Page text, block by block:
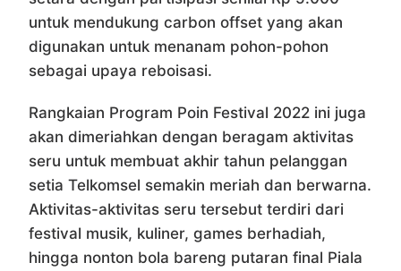
untuk mendukung carbon offset yang akan
digunakan untuk menanam pohon-pohon
sebagai upaya reboisasi.
Rangkaian Program Poin Festival 2022 ini juga
akan dimeriahkan dengan beragam aktivitas
seru untuk membuat akhir tahun pelanggan
setia Telkomsel semakin meriah dan berwarna.
Aktivitas-aktivitas seru tersebut terdiri dari
festival musik, kuliner, games berhadiah,
hingga nonton bola bareng putaran final Piala